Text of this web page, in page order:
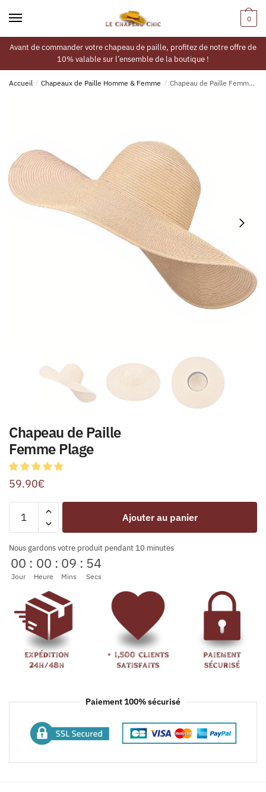
0
Avant de commander votre chapeau de paille, profitez de notre offre de
10% valable sur l’ensemble de la boutique !
Accueil / Chapeaux de Paille Homme & Femme / Chapeau de Paille Femme Plage
Chapeau de Paille
Femme Plage
59.90€
Ajouter au panier
Nous gardons votre produit pendant 10 minutes
00
Jour
: 00
Heure
: 09
Mins
: 54
Secs
Paiement 100% sécurisé